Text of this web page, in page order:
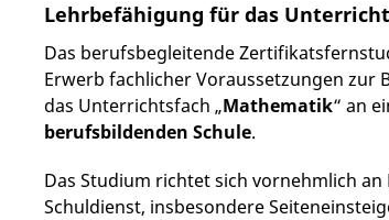
Lehrbefähigung für das
Das berufsbegleitende
Erwerb fachlicher Voraussetzungen
das Unterrichtsfach „Mathematik“ an
berufsbildenden Schule.
Das Studium richtet sich vornehmlich
Schuldienst, insbesondere